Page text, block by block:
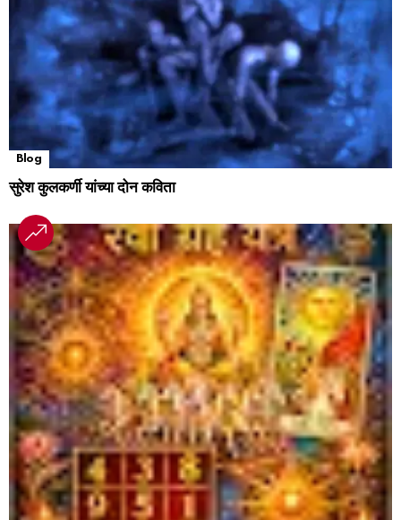
Blog
सुरेश कुलकर्णी यांच्या दोन कविता